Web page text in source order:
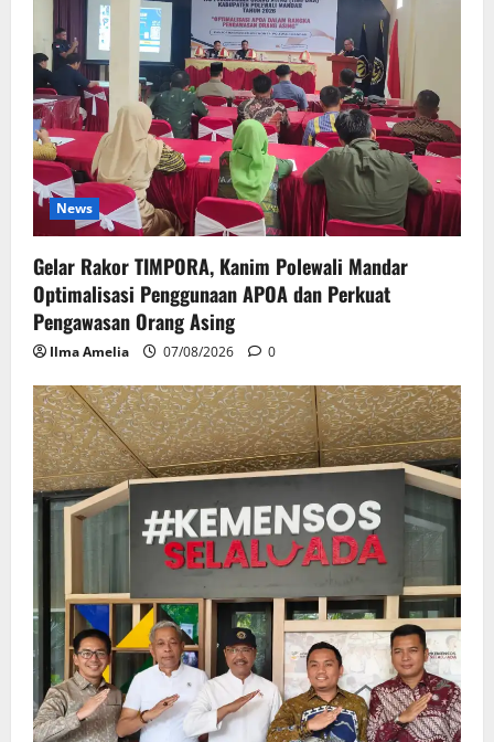
News
Gelar Rakor TIMPORA, Kanim Polewali Mandar
Optimalisasi Penggunaan APOA dan Perkuat
Pengawasan Orang Asing
Ilma Amelia 07/08/2026 0